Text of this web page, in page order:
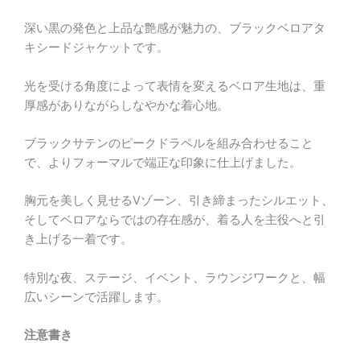
深い黒の発色と上品な艶感が魅力の、ブラックベロアタ
キシードジャケットです。
光を受ける角度によって表情を変えるベロア生地は、重
厚感がありながらしなやかな着心地。
ブラックサテンのピークドラペルを組み合わせること
で、よりフォーマルで端正な印象に仕上げました。
胸元を美しく見せるVゾーン、引き締まったシルエット、
そしてベロアならではの存在感が、着る人を主役へと引
き上げる一着です。
特別な夜、ステージ、イベント、ラウンジワークと、幅
広いシーンで活躍します。
注意書き